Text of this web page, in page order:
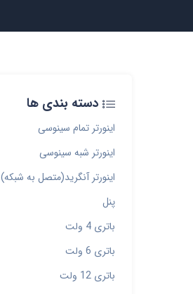
دسته بندی ها
اینورتر تمام سینوسی
اینورتر شبه سینوسی
اینورتر آنگرید(متصل به شبکه)
پنل
باتری 4 ولت
باتری 6 ولت
باتری 12 ولت